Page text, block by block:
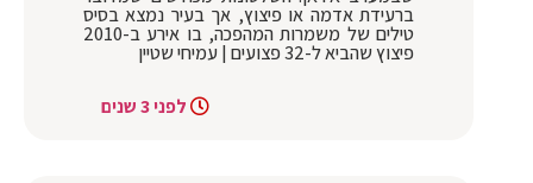
ברעידת אדמה או פיצוץ, אך בעיר נמצא בסיס
טילים של משמרות המהפכה, בו אירע ב-2010
פיצוץ שהביא ל-32 פצועים | עמיחי שטיין
לפני 3 שנים